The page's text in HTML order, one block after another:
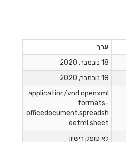
ערך
18 נובמבר, 2020
18 נובמבר, 2020
application/vnd.openxml
formats-
officedocument.spreadsh
eetml.sheet
לא סופק רישיון